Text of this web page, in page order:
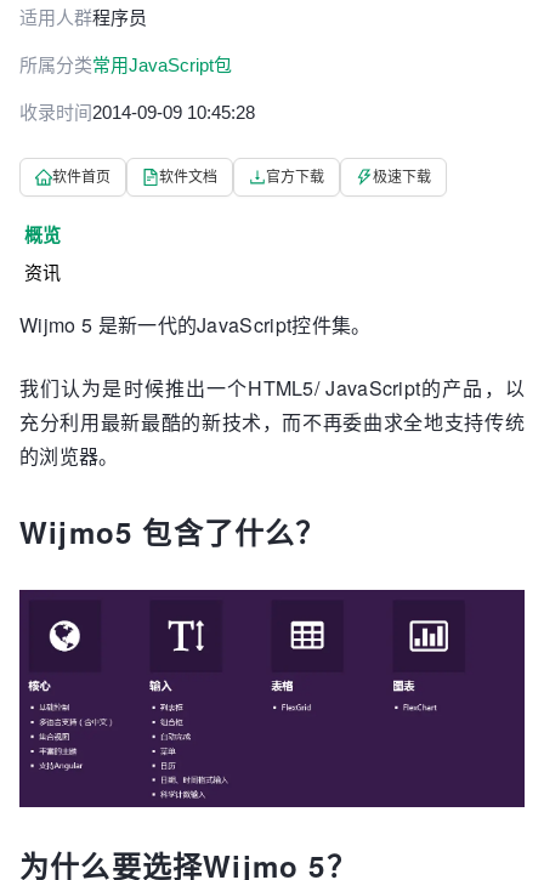
适用人群程序员
所属分类常用JavaScript包
收录时间2014-09-09 10:45:28
软件首页 软件文档 官方下载 极速下载
概览
资讯
Wijmo 5 是新一代的JavaScript控件集。
我们认为是时候推出一个HTML5/ JavaScript的产品，以
充分利用最新最酷的新技术，而不再委曲求全地支持传统
的浏览器。
Wijmo5 包含了什么？
为什么要选择Wijmo 5？